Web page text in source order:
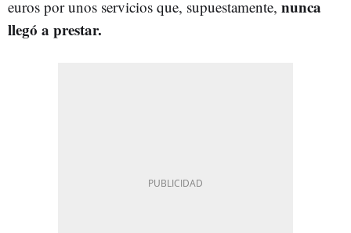
euros por unos servicios que, supuestamente, nunca
llegó a prestar.